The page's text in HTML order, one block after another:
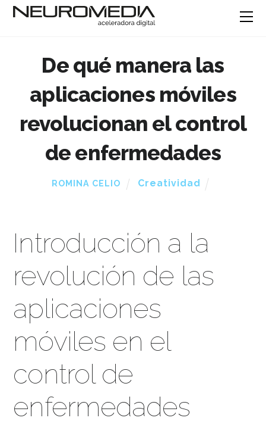
De qué manera las
aplicaciones móviles
revolucionan el control
de enfermedades
ROMINA CELIO Creatividad
Introducción a la
revolución de las
aplicaciones
móviles en el
control de
enfermedades